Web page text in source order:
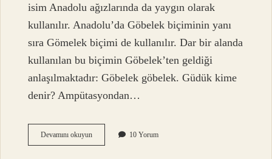
isim Anadolu ağızlarında da yaygın olarak
kullanılır. Anadolu’da Göbelek biçiminin yanı
sıra Gömelek biçimi de kullanılır. Dar bir alanda
kullanılan bu biçimin Göbelek’ten geldiği
anlaşılmaktadır: Göbelek göbelek. Güdük kime
denir? Ampütasyondan…
Devamını okuyunGüdek
Ne
10 Yorum